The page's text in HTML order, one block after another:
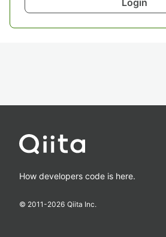
How developers code is here.
© 2011-2026 Qiita Inc.